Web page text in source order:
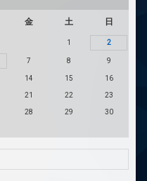
金 土 日
1 2
7 8 9
14 15 16
21 22 23
28 29 30